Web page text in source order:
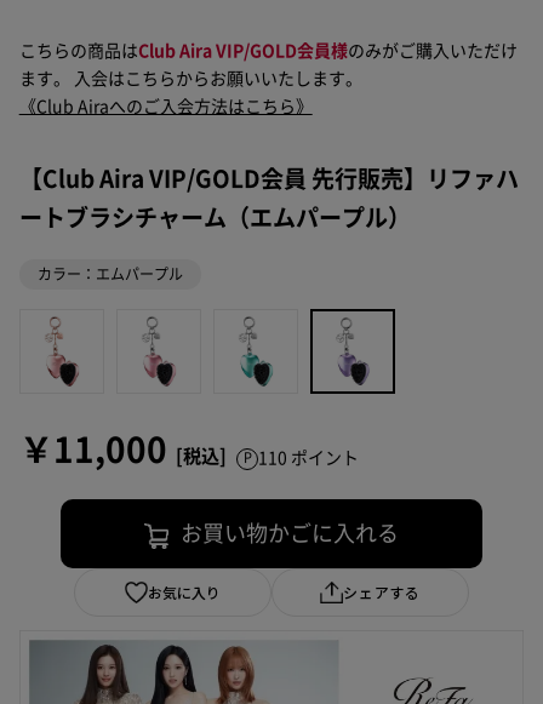
こちらの商品はClub Aira VIP/GOLD会員様のみがご購入いただけ
ます。 入会はこちらからお願いいたします。
《Club Airaへのご入会方法はこちら》
【Club Aira VIP/GOLD会員 先行販売】リファハ
ートブラシチャーム（エムパープル）
カラー：エムパープル
￥11,000 110 ポイント
お買い物かごに入れる
お気に入り シェアする